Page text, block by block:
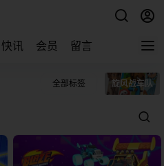
快讯 会员 留言
全部标签 旋风战车队